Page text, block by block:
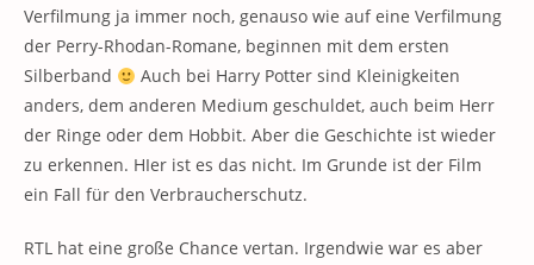
Verfilmung ja immer noch, genauso wie auf eine Verfilmung
der Perry-Rhodan-Romane, beginnen mit dem ersten
Silberband
Auch bei Harry Potter sind Kleinigkeiten
anders, dem anderen Medium geschuldet, auch beim Herr
der Ringe oder dem Hobbit. Aber die Geschichte ist wieder
zu erkennen. HIer ist es das nicht. Im Grunde ist der Film
ein Fall für den Verbraucherschutz.
RTL hat eine große Chance vertan. Irgendwie war es aber